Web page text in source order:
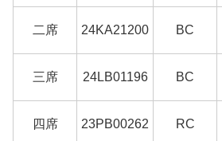
二席 24KA21200 BC
三席 24LB01196 BC
四席 23PB00262 RC